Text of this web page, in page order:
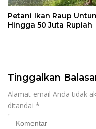
Petani Ikan Raup
Hingga 50 Juta Rupiah
Tinggalkan
Alamat email Anda tidak
ditandai *